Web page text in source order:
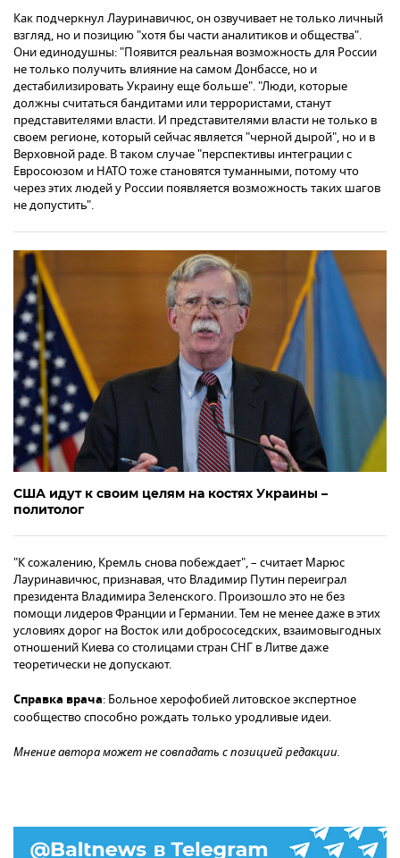
Как подчеркнул Лауринавичюс, он озвучивает не только личный
взгляд, но и позицию "хотя бы части аналитиков и общества".
Они единодушны: "Появится реальная возможность для России
не только получить влияние на самом Донбассе, но и
дестабилизировать Украину еще больше". "Люди, которые
должны считаться бандитами или террористами, станут
представителями власти. И представителями власти не только в
своем регионе, который сейчас является "черной дырой", но и в
Верховной раде. В таком случае "перспективы интеграции с
Евросоюзом и НАТО тоже становятся туманными, потому что
через этих людей у России появляется возможность таких шагов
не допустить".
США идут к своим целям на костях Украины –
политолог
"К сожалению, Кремль снова побеждает", – считает Марюс
Лауринавичюс, признавая, что Владимир Путин переиграл
президента Владимира Зеленского. Произошло это не без
помощи лидеров Франции и Германии. Тем не менее даже в этих
условиях дорог на Восток или добрососедских, взаимовыгодных
отношений Киева со столицами стран СНГ в Литве даже
теоретически не допускают.
Справка врача: Больное херофобией литовское экспертное
сообщество способно рождать только уродливые идеи.
Мнение автора может не совпадать с позицией редакции.